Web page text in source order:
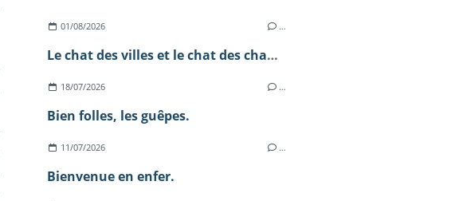
01/08/2026 …
Le chat des villes et le chat des champs.
18/07/2026 …
Bien folles, les guêpes.
11/07/2026 …
Bienvenue en enfer.